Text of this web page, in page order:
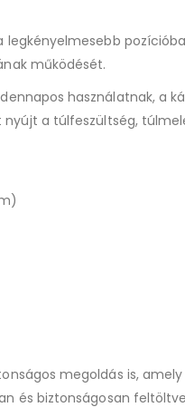
működését.
használatnak, a
a túlfeszültség,
megoldás is,
és biztonságosan